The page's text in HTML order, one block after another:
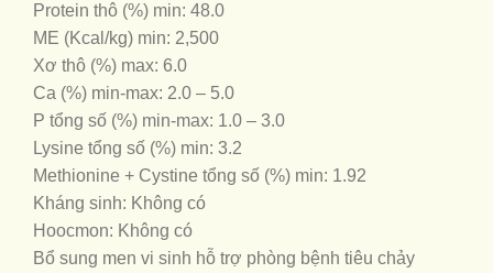
Protein thô (%) min: 48.0
ME (Kcal/kg) min: 2,500
Xơ thô (%) max: 6.0
Ca (%) min-max: 2.0 – 5.0
P tổng số (%) min-max: 1.0 – 3.0
Lysine tổng số (%) min: 3.2
Methionine + Cystine tổng số (%) min: 1.92
Kháng sinh: Không có
Hoocmon: Không có
Bổ sung men vi sinh hỗ trợ phòng bệnh tiêu chảy